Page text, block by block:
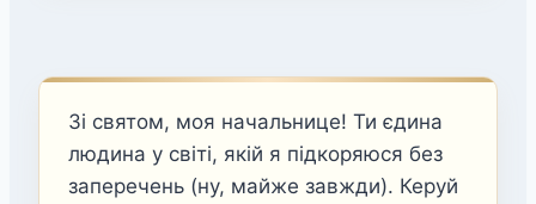
Зі святом, моя начальнице! Ти єдина
людина у світі, якій я підкоряюся без
заперечень (ну, майже завжди). Керуй